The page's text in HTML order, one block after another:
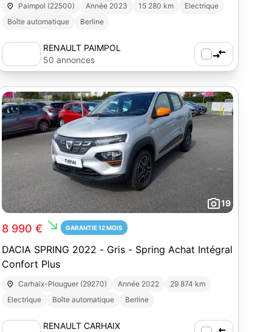
Paimpol (22500) Année 2023 15 280 km
Electrique
Boîte automatique
Berline
RENAULT PAIMPOL
50 annonces
19
8 990 € south_east GARANTIE 12 MOIS
DACIA SPRING 2022 - Gris - Spring Achat Intégral
Confort Plus
Carhaix-Plouguer (29270) Année 2022
29 874 km
Electrique
Boîte automatique Berline
RENAULT CARHAIX